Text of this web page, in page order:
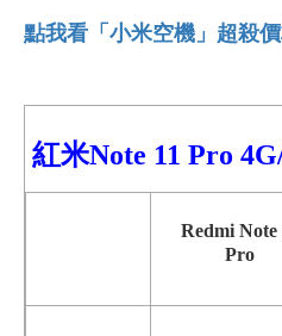
點我看「小米空機」超殺價
紅米Note 11 Pro
Redmi Note
Pro